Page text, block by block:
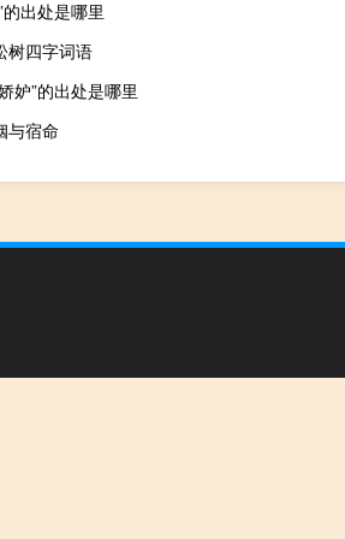
出处是哪里
树四字词语
妒”的出处是哪里
与宿命